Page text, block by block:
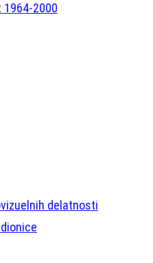
2000
delatnosti